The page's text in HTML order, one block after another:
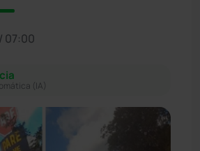
07:00
(IA)